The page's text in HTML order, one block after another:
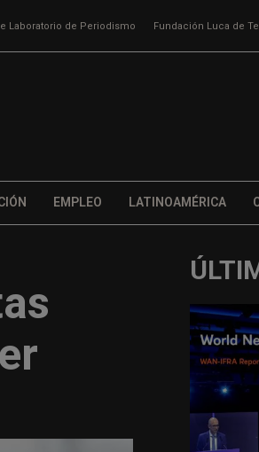
Laboratorio de Periodismo Fundación Luca de
EMPLEO LATINOAMÉRICA